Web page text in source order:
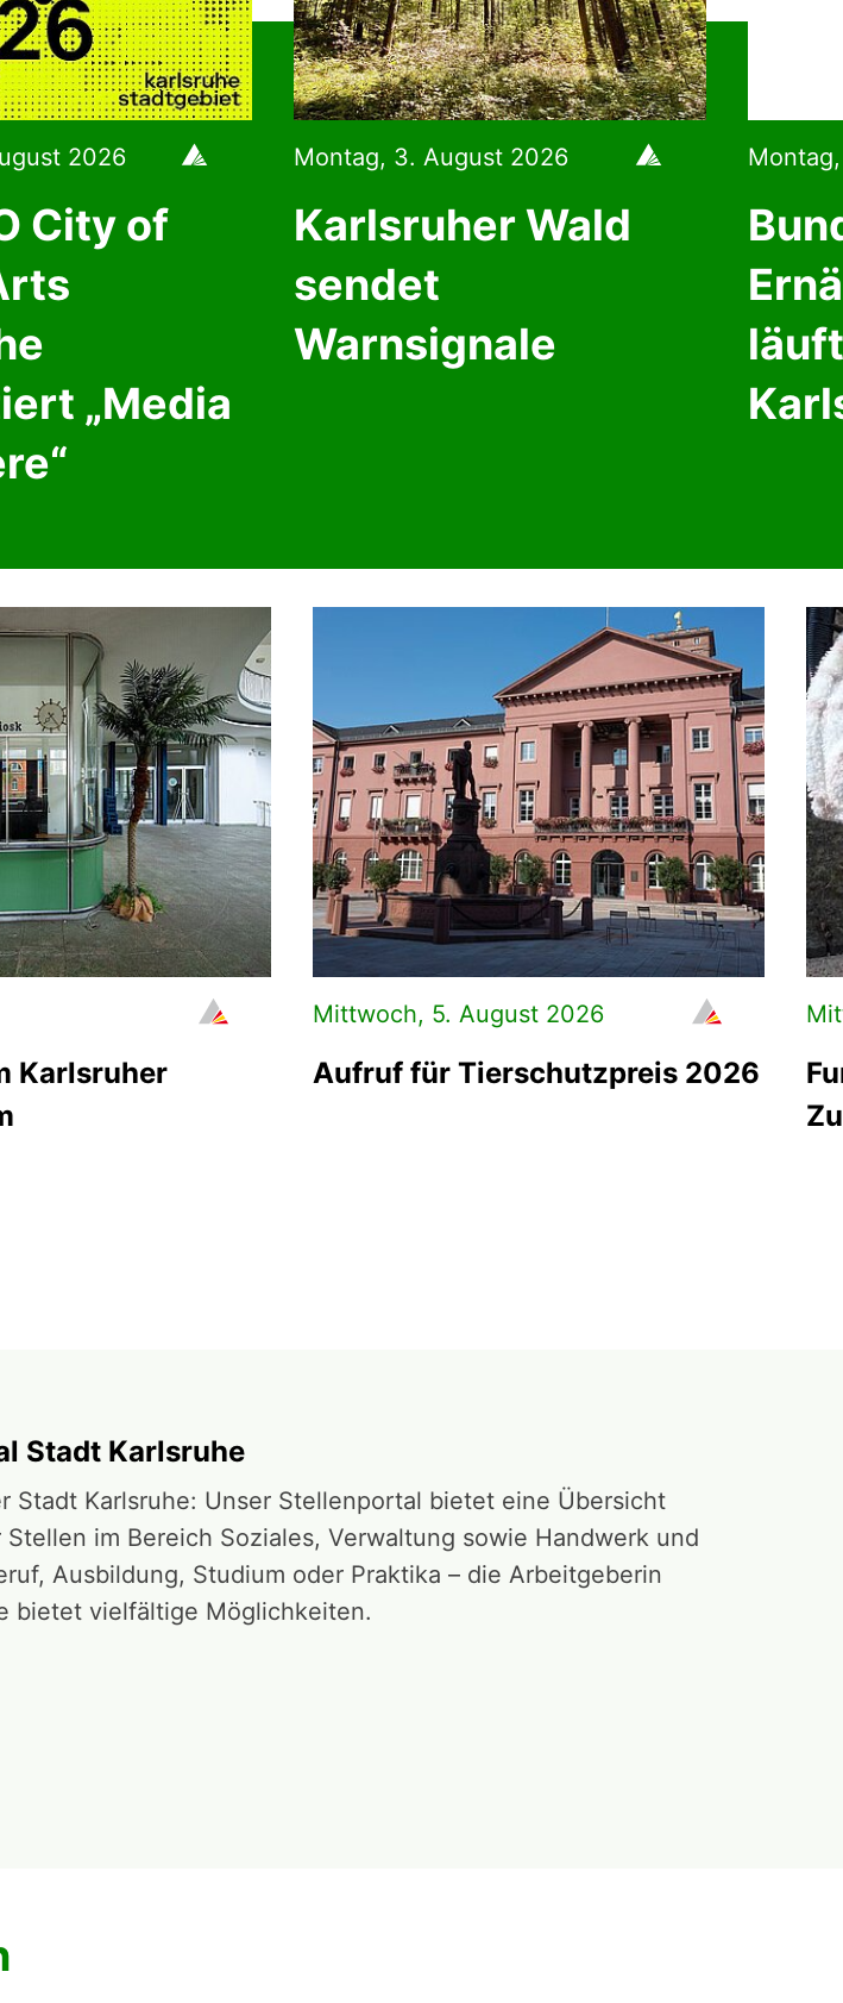
2026
City of
„Media
Montag, 3. August 2026
Karlsruher Wald
sendet
Warnsignale
Karlsruher
Mittwoch, 5. August 2026
Aufruf für Tierschutzpreis 2026
Stadt Karlsruhe
Stadt Karlsruhe: Unser Stellenportal bietet eine Übersicht
im Bereich Soziales, Verwaltung sowie Handwerk und
Ausbildung, Studium oder Praktika – die Arbeitgeberin
bietet vielfältige Möglichkeiten.